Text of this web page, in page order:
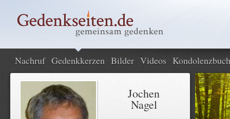
Nachruf Gedenkkerzen Bilder Videos Kondolenzbuch
Jochen
Nagel